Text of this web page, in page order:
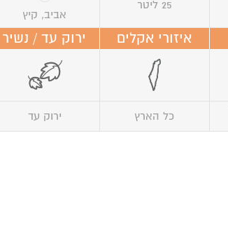
25 ליטר
אביב, קיץ
איזורי אקלים ירוק עד / נשיר
כל הארץ ירוק עד